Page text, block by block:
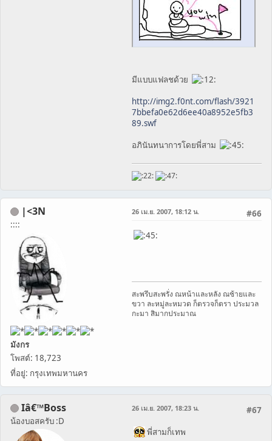
มีแบบแฟลชด้วย
http://img2.f0nt.com/flash/3921
7bbefa0e62d6ee40a8952e5fb3
89.swf
อภินันทนาการโดยพี่สาม
|<3N
::::
มังกร
โพสต์: 18,723
ที่อยู่: กรุงเทพมหานคร
#66
26 เม.ย. 2007, 18:12 น.
สะพรึบสะพรั่ง ณหน้าและหลัง ณซ้ายและ
ขวา ละหมู่ละหมวด ก็ตรวจก็ตรา ประมวล
กะมา สิมากประมาณ
Iâ€™Boss
น้องบอสครับ :D
#67
26 เม.ย. 2007, 18:23 น.
พี่สามก็เทพ